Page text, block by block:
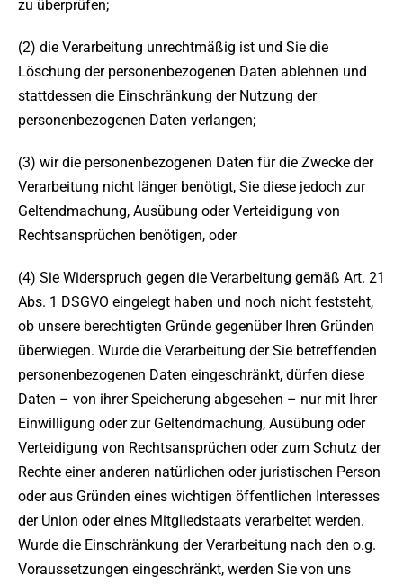
zu überprüfen;
(2) die Verarbeitung unrechtmäßig ist und Sie die
Löschung der personenbezogenen Daten ablehnen und
stattdessen die Einschränkung der Nutzung der
personenbezogenen Daten verlangen;
(3) wir die personenbezogenen Daten für die Zwecke der
Verarbeitung nicht länger benötigt, Sie diese jedoch zur
Geltendmachung, Ausübung oder Verteidigung von
Rechtsansprüchen benötigen, oder
(4) Sie Widerspruch gegen die Verarbeitung gemäß Art. 21
Abs. 1 DSGVO eingelegt haben und noch nicht feststeht,
ob unsere berechtigten Gründe gegenüber Ihren Gründen
überwiegen. Wurde die Verarbeitung der Sie betreffenden
personenbezogenen Daten eingeschränkt, dürfen diese
Daten – von ihrer Speicherung abgesehen – nur mit Ihrer
Einwilligung oder zur Geltendmachung, Ausübung oder
Verteidigung von Rechtsansprüchen oder zum Schutz der
Rechte einer anderen natürlichen oder juristischen Person
oder aus Gründen eines wichtigen öffentlichen Interesses
der Union oder eines Mitgliedstaats verarbeitet werden.
Wurde die Einschränkung der Verarbeitung nach den o.g.
Voraussetzungen eingeschränkt, werden Sie von uns